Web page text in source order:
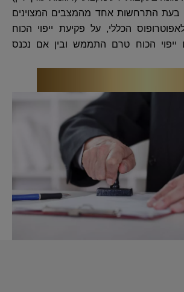
בעת התרחשות אחד מהמצבים המצוינים
הכללי, על פקיעת ייפוי הכוח
הכוח טרם התממש ובין אם נכנס